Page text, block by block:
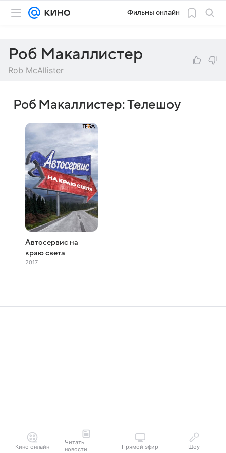
Фильмы онлайн
Роб Макаллистер
Rob McAllister
Роб Макаллистер: Телешоу
Автосервис на
краю света
2017
Кино онлайн
Читать
новости
Прямой эфир Шоу